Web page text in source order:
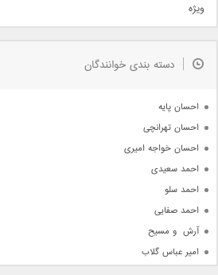
دمو
مذهبی
جدیدترین ها
ویژه
دسته بندی خوانندگان
احسان پایه
احسان تهرانچی
احسان خواجه امیری
احمد سعیدی
احمد سلو
احمد صفایی
آرش  و مسیح
امیر عباس گلاب